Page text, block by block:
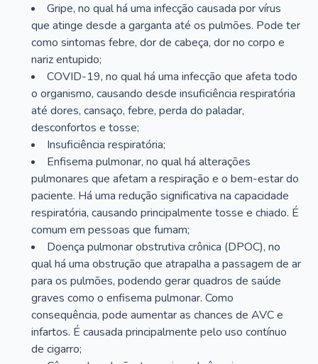
Gripe, no qual há uma infecção causada por vírus
que atinge desde a garganta até os pulmões. Pode ter
como sintomas febre, dor de cabeça, dor no corpo e
nariz entupido;
COVID-19, no qual há uma infecção que afeta todo
o organismo, causando desde insuficiência respiratória
até dores, cansaço, febre, perda do paladar,
desconfortos e tosse;
Insuficiência respiratória;
Enfisema pulmonar, no qual há alterações
pulmonares que afetam a respiração e o bem-estar do
paciente. Há uma redução significativa na capacidade
respiratória, causando principalmente tosse e chiado. É
comum em pessoas que fumam;
Doença pulmonar obstrutiva crônica (DPOC), no
qual há uma obstrução que atrapalha a passagem de ar
para os pulmões, podendo gerar quadros de saúde
graves como o enfisema pulmonar. Como
consequência, pode aumentar as chances de AVC e
infartos. É causada principalmente pelo uso contínuo
de cigarro;